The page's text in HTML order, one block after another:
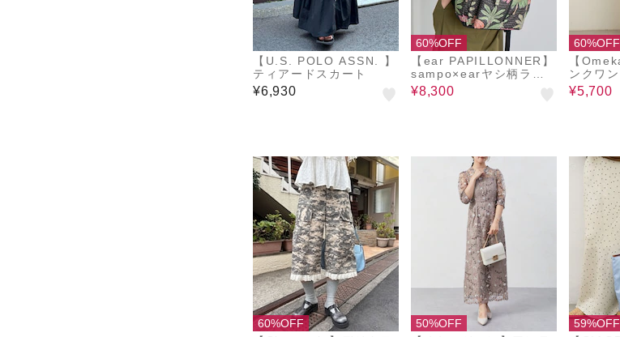
【U.S. POLO ASSN. 】
ティアードスカート
¥6,930
60%OFF
【ear PAPILLONNER】
sampo×earヤシ柄ライ
トリュック
¥8,300
60%OFF
【
ンクワ
¥5,700
60%OFF
50%OFF
59%OFF